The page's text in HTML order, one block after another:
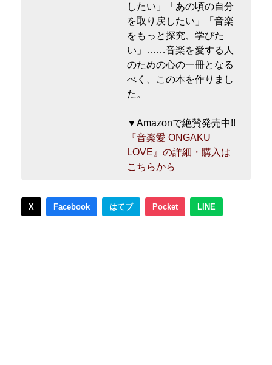
したい」「あの頃の自分
を取り戻したい」「音楽
をもっと探究、学びた
い」……音楽を愛する人
のための心の一冊となる
べく、この本を作りまし
た。
▼Amazonで絶賛発売中!!
『音楽愛 ONGAKU
LOVE』の詳細・購入は
こちらから
X Facebook はてブ Pocket LINE